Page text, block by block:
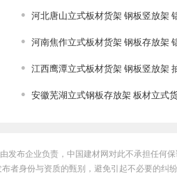
河北唐山立式板材货架 钢板竖放架
河南焦作立式板材货架 钢板存放架
江西鹰潭立式板材货架 钢板竖放架
安徽芜湖立式钢板存放架 板材立式
发布企业负责，中国建材网对此不承担任何
者身份与资质的甄别，避免引起不必要的纠